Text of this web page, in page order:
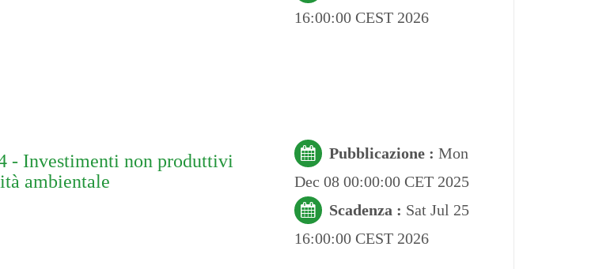
16:00:00 CEST 2026
- Investimenti non produttivi
ambientale
Pubblicazione : Mon
Dec 08 00:00:00 CET 2025
Scadenza : Sat Jul 25
16:00:00 CEST 2026